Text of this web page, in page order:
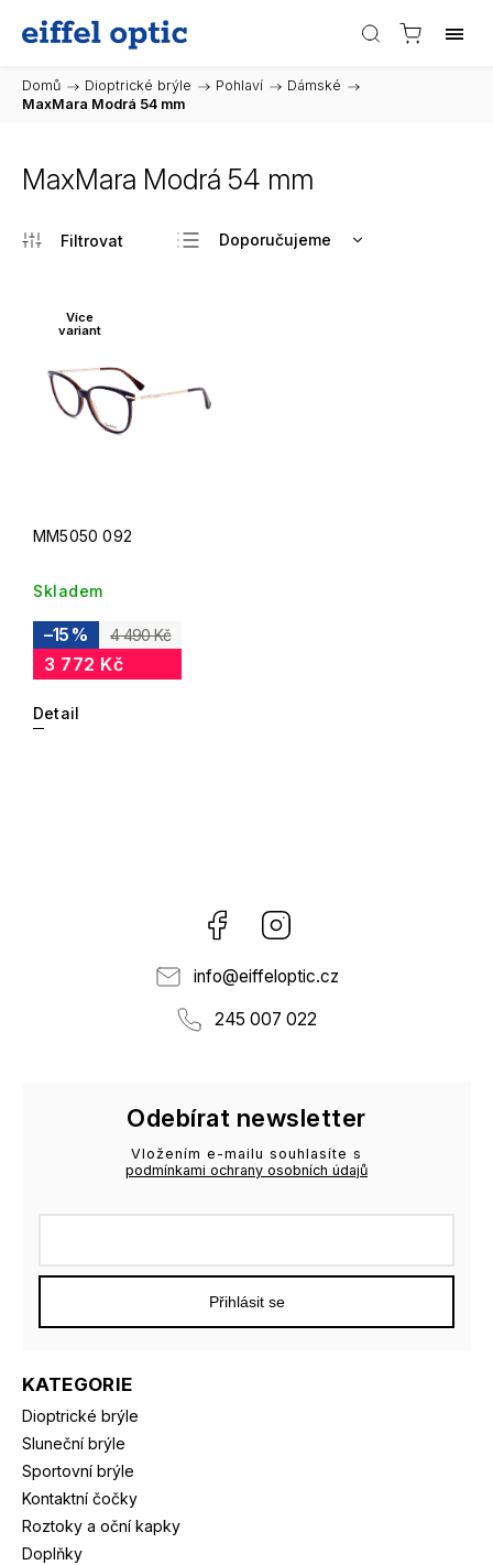
Domů / Dioptrické brýle / Pohlaví / Dámské /
MaxMara Modrá 54 mm
MaxMara Modrá 54 mm
Doporučujeme
Více
variant
MM5050 092
Skladem
4 490 Kč
–15 %
3 772 Kč
Detail
Facebook
info@eiffeloptic.cz
245 007 022
KATEGORIE
Dioptrické brýle
Sluneční brýle
Sportovní brýle
Kontaktní čočky
Roztoky a oční kapky
Doplňky
Odebírat newsletter
Vložením e-mailu souhlasíte s
podmínkami ochrany osobních údajů
Přihlásit se